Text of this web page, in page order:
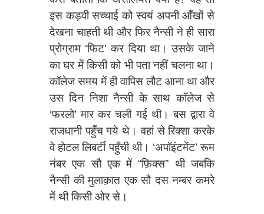
इस कड़वी सच्चाई को स्वयं अपनी आँखों से
देखना चाहती थी और फिर नैन्सी ने ही सारा
प्रोग्राम ‘फिट’ कर दिया था। उसके जाने
का घर में किसी को भी पता नहीं चलना था।
कॉलेज समय में ही वापिस लौट आना था और
उस दिन निशा नैन्सी के साथ कॉलेज से
‘फरलो’ मार कर चली गई थी। बस द्वारा वे
राजधानी पहुँच गये थे। वहां से रिक्शा करके
वे होटल लिबर्टी पहुँची थी। ‘अपॉइंटमेंट’ रूम
नंबर एक सौ एक में “फ़िक्स” थी जबकि
नैन्सी की मुलाक़ात एक सौ दस नम्बर कमरे
में थी किसी ओर से।